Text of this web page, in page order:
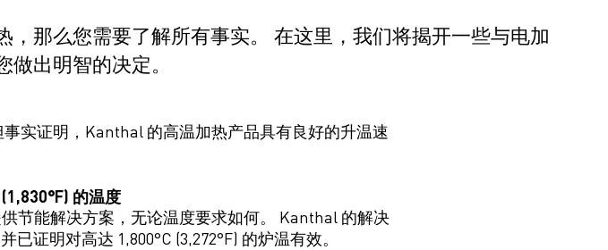
，那么您需要了解所有事实。 在这里， 我们将揭开一些与电加
做出明智的决定。
事实证明，Kanthal 的高温加热产品具有良好的升温速
(1,830°F) 的温度
节能解决方案，无论温度要求如何。 Kanthal 的解决
并已证明对高达 1,800°C (3,272°F) 的炉温有效。